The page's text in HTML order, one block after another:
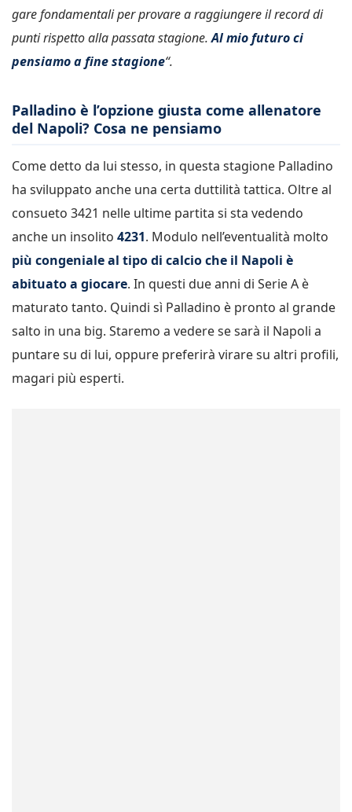
gare fondamentali per provare a raggiungere il record di
punti rispetto alla passata stagione.Al mio futuro ci
pensiamo a fine stagione“.
Palladino è l’opzione giusta come allenatore
del Napoli? Cosa ne pensiamo
Come detto da lui stesso, in questa stagione Palladino
ha sviluppato anche una certa duttilità tattica. Oltre al
consueto 3421 nelle ultime partita si sta vedendo
anche un insolito 4231. Modulo nell’eventualità molto
più congeniale al tipo di calcio che il Napoli è
abituato a giocare. In questi due anni di Serie A è
maturato tanto. Quindi sì Palladino è pronto al grande
salto in una big. Staremo a vedere se sarà il Napoli a
puntare su di lui, oppure preferirà virare su altri profili,
magari più esperti.